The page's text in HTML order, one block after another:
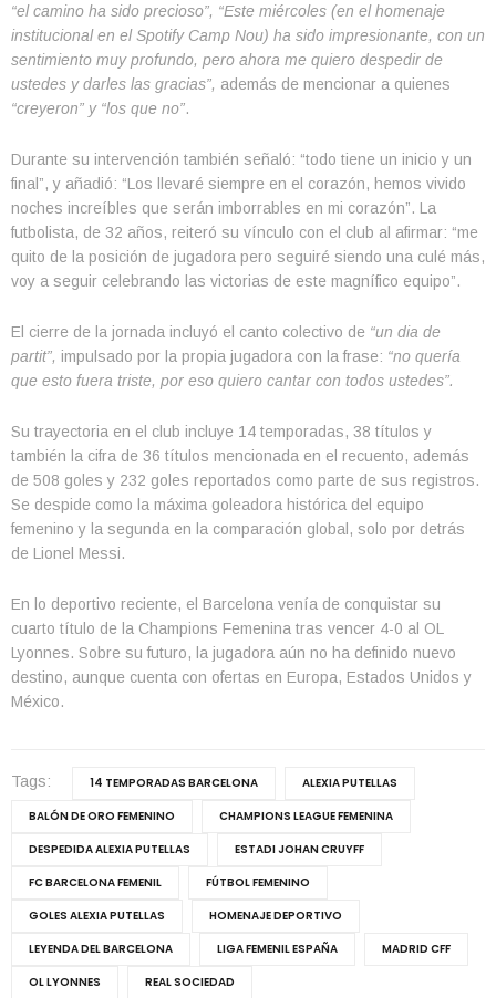
“el camino ha sido precioso”, “Este miércoles (en el homenaje
institucional en el Spotify Camp Nou) ha sido impresionante, con un
sentimiento muy profundo, pero ahora me quiero despedir de
ustedes y darles las gracias”, además de mencionar a quienes
“creyeron” y “los que no”.
Durante su intervención también señaló: “todo tiene un inicio y un
final”, y añadió: “Los llevaré siempre en el corazón, hemos vivido
noches increíbles que serán imborrables en mi corazón”. La
futbolista, de 32 años, reiteró su vínculo con el club al afirmar: “me
quito de la posición de jugadora pero seguiré siendo una culé más,
voy a seguir celebrando las victorias de este magnífico equipo”.
El cierre de la jornada incluyó el canto colectivo de “un dia de
partit”, impulsado por la propia jugadora con la frase: “no quería
que esto fuera triste, por eso quiero cantar con todos ustedes”.
Su trayectoria en el club incluye 14 temporadas, 38 títulos y
también la cifra de 36 títulos mencionada en el recuento, además
de 508 goles y 232 goles reportados como parte de sus registros.
Se despide como la máxima goleadora histórica del equipo
femenino y la segunda en la comparación global, solo por detrás
de Lionel Messi.
En lo deportivo reciente, el Barcelona venía de conquistar su
cuarto título de la Champions Femenina tras vencer 4-0 al OL
Lyonnes. Sobre su futuro, la jugadora aún no ha definido nuevo
destino, aunque cuenta con ofertas en Europa, Estados Unidos y
México.
Tags: 14 TEMPORADAS BARCELONA
ALEXIA PUTELLAS
BALÓN DE ORO FEMENINO
CHAMPIONS LEAGUE FEMENINA
DESPEDIDA ALEXIA PUTELLAS
ESTADI JOHAN CRUYFF
FC BARCELONA FEMENIL
FÚTBOL FEMENINO
GOLES ALEXIA PUTELLAS
HOMENAJE DEPORTIVO
LEYENDA DEL BARCELONA
LIGA FEMENIL ESPAÑA
MADRID CFF
OL LYONNES
REAL SOCIEDAD